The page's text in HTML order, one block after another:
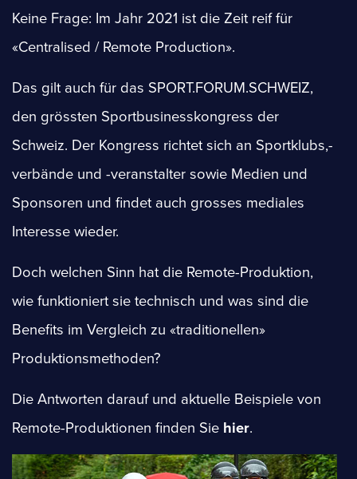
Keine Frage: Im Jahr 2021 ist die Zeit reif für
«Centralised / Remote Production».
Das gilt auch für das SPORT.FORUM.SCHWEIZ,
den grössten Sportbusinesskongress der
Schweiz. Der Kongress richtet sich an Sportklubs,-
verbände und -veranstalter sowie Medien und
Sponsoren und findet auch grosses mediales
Interesse wieder.
Doch welchen Sinn hat die Remote-Produktion,
wie funktioniert sie technisch und was sind die
Benefits im Vergleich zu «traditionellen»
Produktionsmethoden?
Die Antworten darauf und aktuelle Beispiele von
Remote-Produktionen finden Sie hier.